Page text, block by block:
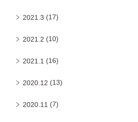
2021.3 (17)
2021.2 (10)
2021.1 (16)
2020.12 (13)
2020.11 (7)